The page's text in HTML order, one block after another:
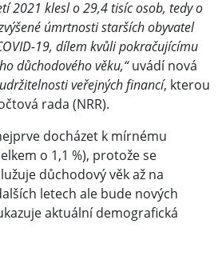
2021 klesl o 29,4 tisíc osob, tedy o
úmrtnosti starších obyvatel
19, dílem kvůli pokračujícímu
důchodového věku,“uvádí nová
veřejných financí, kterou
rada (NRR).
docházet k mírnému
o 1,1 %), protože se
důchodový věk až na
letech ale bude nových
aktuální demografická